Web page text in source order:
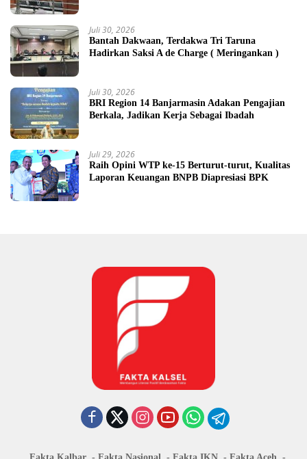
Juli 30, 2026
Bantah Dakwaan, Terdakwa Tri Taruna
Hadirkan Saksi A de Charge ( Meringankan )
Juli 30, 2026
BRI Region 14 Banjarmasin Adakan Pengajian
Berkala, Jadikan Kerja Sebagai Ibadah
Juli 29, 2026
Raih Opini WTP ke-15 Berturut-turut, Kualitas
Laporan Keuangan BNPB Diapresiasi BPK
Fakta Kalbar Fakta Nasional Fakta IKN Fakta Aceh